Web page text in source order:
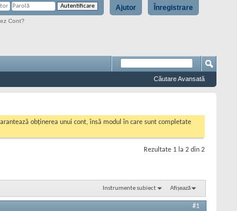
Înregistrare
Ajutor
Cont?
Căutare Avansată
obținerea unui cont, însă modul în care sunt completate
Rezultate 1 la 2 din 2
Instrumente subiect Afișează
#1